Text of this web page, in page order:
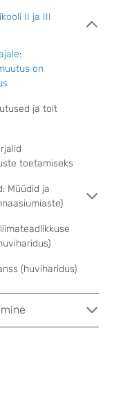
II ja III
on
ja toit
toetamiseks
Müüdid ja
(huviharidus)